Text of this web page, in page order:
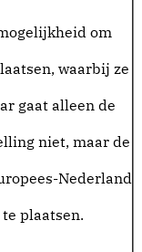
om
waarbij ze
gaat alleen de
niet, maar de
Nederland
plaatsen.